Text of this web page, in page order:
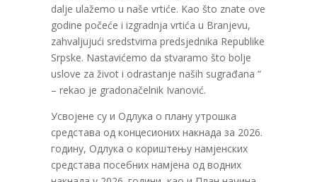
dalje ulažemo u naše vrtiće. Kao što znate ove
godine počeće i izgradnja vrtića u Branjevu,
zahvaljujući sredstvima predsjednika Republike
Srpske. Nastavićemo da stvaramo što bolje
uslove za život i odrastanje naših sugrađana “
– rekao je gradonačelnik Ivanović.
Усвојене су и Одлука о плану утрошка
средстава од концесионих накнада за 2026.
годину, Одлука о кориштењу намјенских
средстава посебних намјена од водних